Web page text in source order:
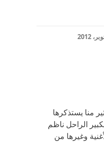
منا يستذكرها
الراحل ناظم
وغيرها من